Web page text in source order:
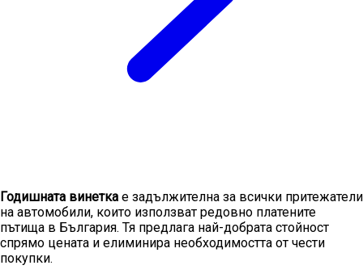
Годишната винетка е задължителна за всички притежатели
на автомобили, които използват редовно платените
пътища в България. Тя предлага най-добрата стойност
спрямо цената и елиминира необходимостта от чести
покупки.